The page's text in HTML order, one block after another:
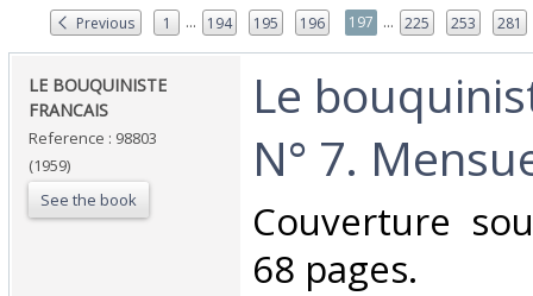
Previous 1 ... 194 195 196 197 ... 225 253 281
‎LE BOUQUINISTE
FRANCAIS ‎
Reference : 98803
(1959)
See the book
‎Le
N° 7.
‎Couverture
68 pages.‎